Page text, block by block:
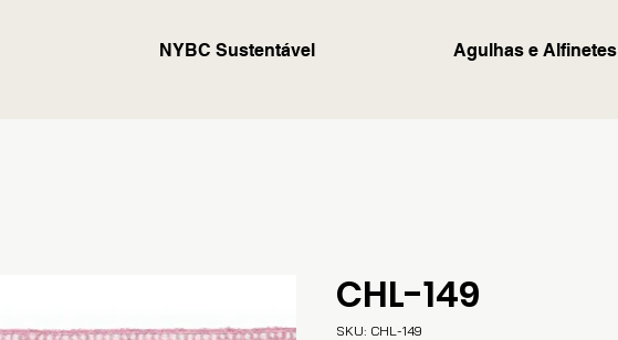
CHL-149
SKU: CHL-149
NYBC Sustentável Agulhas e Alfinetes